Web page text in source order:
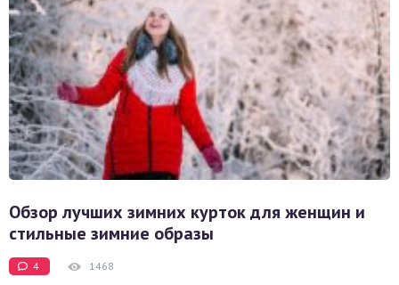
Обзор лучших зимних курток для женщин и
стильные зимние образы
4 1468